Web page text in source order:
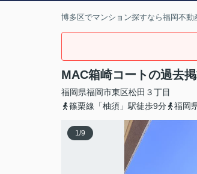
博多区でマンション探すなら福岡不動
MAC箱崎コートの過去
福岡県福岡市東区松田 ３丁目
篠栗線「柚須」駅徒歩9分
福岡
1/9